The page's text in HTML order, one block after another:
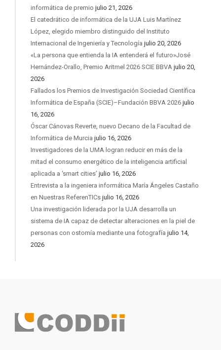
informática de premio julio 21, 2026
El catedrático de informática de la UJA Luis Martínez
López, elegido miembro distinguido del Instituto
Internacional de Ingeniería y Tecnología julio 20, 2026
«La persona que entienda la IA entenderá el futuro»José
Hernández-Orallo, Premio Aritmel 2026 SCIE BBVA julio 20,
2026
Fallados los Premios de Investigación Sociedad Científica
Informática de España (SCIE)–Fundación BBVA 2026 julio
16, 2026
Óscar Cánovas Reverte, nuevo Decano de la Facultad de
Informática de Murcia julio 16, 2026
Investigadores de la UMA logran reducir en más de la
mitad el consumo energético de la inteligencia artificial
aplicada a ‘smart cities’ julio 16, 2026
Entrevista a la ingeniera informática María Ángeles Castaño
en Nuestras ReferenTICs julio 16, 2026
Una investigación liderada por la UJA desarrolla un
sistema de IA capaz de detectar alteraciones en la piel de
personas con ostomía mediante una fotografía julio 14,
2026